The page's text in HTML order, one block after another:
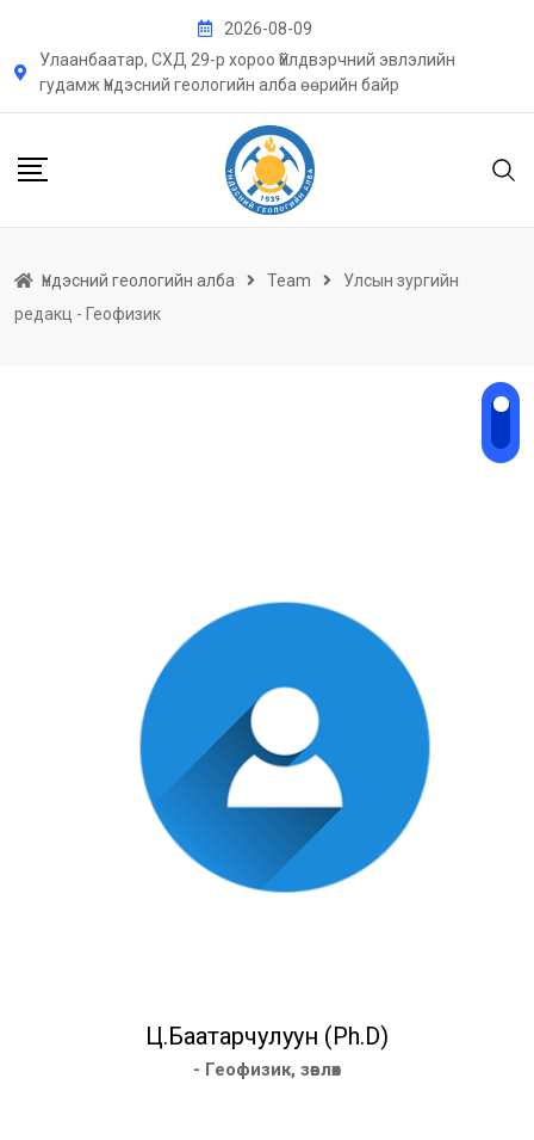
content
2026-08-09
Улаанбаатар, СХД 29-р хороо Үйлдвэрчний эвлэлийн
гудамж Үндэсний геологийн алба өөрийн байр
Үндэсний геологийн алба Team
Улсын зургийн
редакц - Геофизик
Ц.Баатарчулуун (Ph.D)
- Геофизик, зөвлөх